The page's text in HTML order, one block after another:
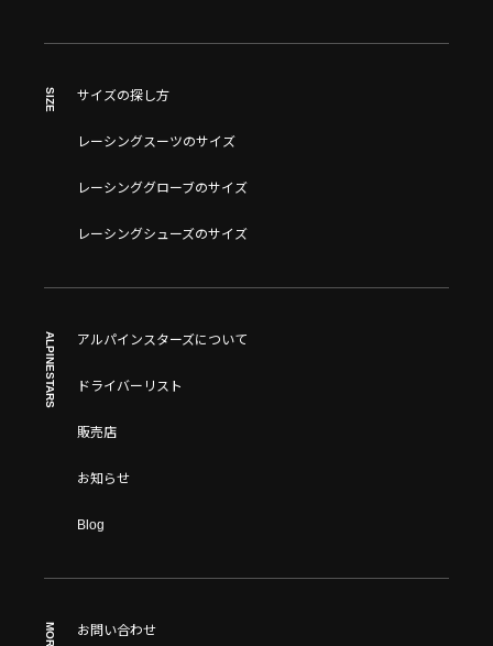
SIZE サイズの探し方
レーシングスーツのサイズ
レーシンググローブのサイズ
レーシングシューズのサイズ
ALPINESTARS アルパインスターズについて
ドライバーリスト
販売店
お知らせ
Blog
MORE お問い合わせ